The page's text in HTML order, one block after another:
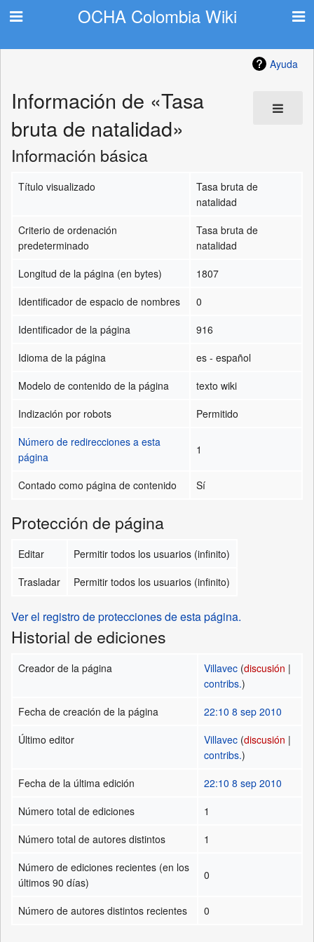
OCHA Colombia Wiki
Ayuda
Información de «Tasa
bruta de natalidad»
Información básica
Título visualizado
Tasa bruta de
natalidad
Criterio de ordenación
predeterminado
Tasa bruta de
natalidad
Longitud de la página (en bytes)
1807
Identificador de espacio de nombres
0
Identificador de la página
916
Idioma de la página
es - español
Modelo de contenido de la página
texto wiki
Indización por robots
Permitido
Número de redirecciones a esta
página
1
Contado como página de contenido Sí
Protección de página
Editar
Permitir todos los usuarios (infinito)
Trasladar
Permitir todos los usuarios (infinito)
Ver el registro de protecciones de esta página.
Historial de ediciones
Creador de la página Villavec (discusión |
contribs.)
Fecha de creación de la página
22:10 8 sep 2010
Último editor
Villavec (discusión |
contribs.)
Fecha de la última edición
22:10 8 sep 2010
Número total de ediciones
1
Número total de autores distintos
1
Número de ediciones recientes (en los
últimos 90 días)
0
Número de autores distintos recientes 0